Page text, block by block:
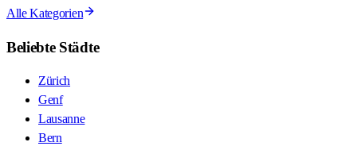
Alle Kategorien
Beliebte Städte
Zürich
Genf
Lausanne
Bern